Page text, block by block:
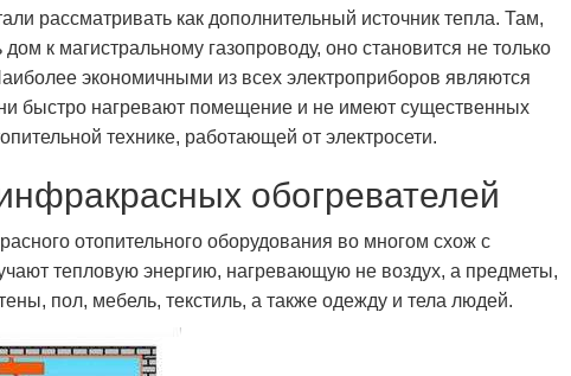
рассматривать как дополнительный источник тепла. Там,
к магистральному газопроводу, оно становится не только
экономичными из всех электроприборов являются
быстро нагревают помещение и не имеют существенных
технике, работающей от электросети.
обогревателей
отопительного оборудования во многом схож с
тепловую энергию, нагревающую не воздух, а предметы,
пол, мебель, текстиль, а также одежду и тела людей.